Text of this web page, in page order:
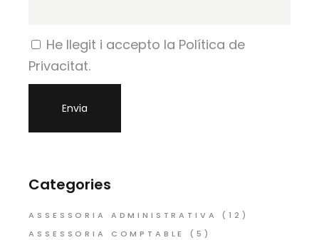
He llegit i accepto la Política de
Privacitat.
Categories
ASSESSORIA ADMINISTRATIVA
(12)
ASSESSORIA COMPTABLE
(5)